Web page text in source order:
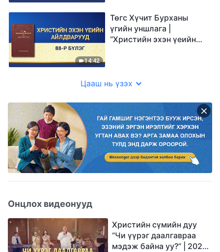
14:42
Төгс Хүчит Бурханы
үгийн уншлага |
“Христийн эхэн үеийн
Цааш нь үзэх
Онцлох видеонууд
Христийн сүмийн дуу
“Чи үүрэг даалгавраа
мэдэж байна уу?” | 2026